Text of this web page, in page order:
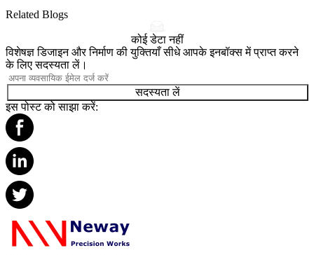
Related Blogs
कोई डेटा नहीं
विशेषज्ञ डिजाइन और निर्माण की युक्तियाँ सीधे आपके इनबॉक्स में प्राप्त करने
के लिए सदस्यता लें।
सदस्यता लें
इस पोस्ट को साझा करें: